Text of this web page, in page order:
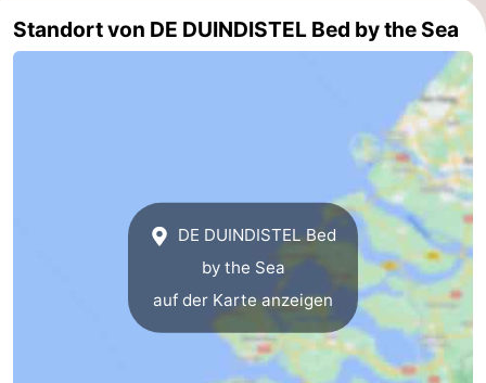
Zeeland
Brouwershaven
Standort von DE DUINDISTEL Bed by the Sea
DE DUINDISTEL Bed
by the Sea
auf der Karte anzeigen